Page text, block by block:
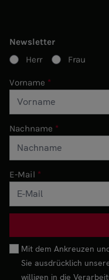
Newsletter
Herr
Frau
Vorname
Nachname
E-Mail
Mit dem Ankreuzen
Sie ausdrücklich
willigen in die